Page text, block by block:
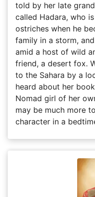
told by her late
called Hadara, who
ostriches when he
family in a storm,
amid a host of wild
friend, a desert fox.
to the Sahara by a
heard about her
Nomad girl of her
may be much more
character in a